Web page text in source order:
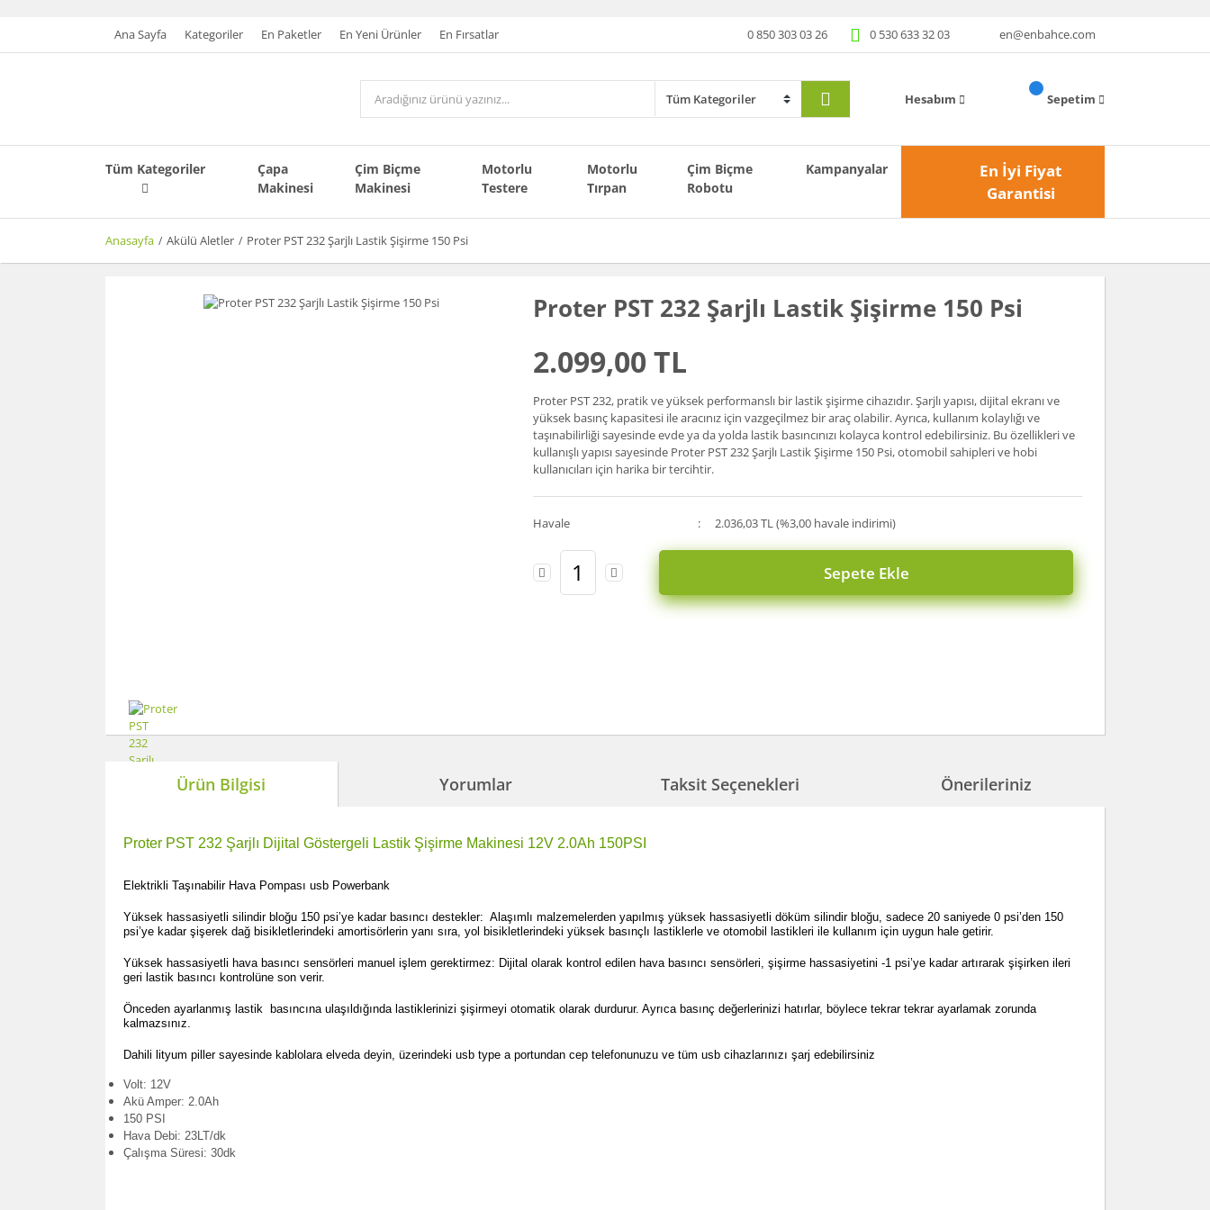
Ana Sayfa Kategoriler En Paketler En Yeni Ürünler En Fırsatlar 0 850 303 03 26 0 530 633 32 03 en@enbahce.com
Hesabım Sepetim
Tüm Kategoriler
Çapa
Makinesi
Çim Biçme
Makinesi
Motorlu
Testere
Motorlu
Tırpan
Çim Biçme
Robotu
Kampanyalar
En İyi Fiyat
Garantisi
Anasayfa Akülü Aletler Proter PST 232 Şarjlı Lastik Şişirme 150 Psi
Proter PST 232 Şarjlı Lastik Şişirme 150 Psi
2.099,00 TL
Proter PST 232, pratik ve yüksek performanslı bir lastik şişirme cihazıdır. Şarjlı yapısı, dijital ekranı ve
yüksek basınç kapasitesi ile aracınız için vazgeçilmez bir araç olabilir. Ayrıca, kullanım kolaylığı ve
taşınabilirliği sayesinde evde ya da yolda lastik basıncınızı kolayca kontrol edebilirsiniz. Bu özellikleri ve
kullanışlı yapısı sayesinde Proter PST 232 Şarjlı Lastik Şişirme 150 Psi, otomobil sahipleri ve hobi
kullanıcıları için harika bir tercihtir.
Havale 2.036,03 TL (%3,00 havale indirimi)
Sepete Ekle
Ürün Bilgisi Yorumlar Taksit Seçenekleri Önerileriniz
Proter PST 232 Şarjlı Dijital Göstergeli Lastik Şişirme Makinesi 12V 2.0Ah 150PSI
Elektrikli Taşınabilir Hava Pompası usb Powerbank
Yüksek hassasiyetli silindir bloğu 150 psi’ye kadar basıncı destekler: Alaşımlı malzemelerden yapılmış yüksek hassasiyetli döküm silindir bloğu, sadece 20 saniyede 0 psi’den 150
psi’ye kadar şişerek dağ bisikletlerindeki amortisörlerin yanı sıra, yol bisikletlerindeki yüksek basınçlı lastiklerle ve otomobil lastikleri ile kullanım için uygun hale getirir.
Yüksek hassasiyetli hava basıncı sensörleri manuel işlem gerektirmez: Dijital olarak kontrol edilen hava basıncı sensörleri, şişirme hassasiyetini -1 psi’ye kadar artırarak şişirken ileri
geri lastik basıncı kontrolüne son verir.
Önceden ayarlanmış lastik basıncına ulaşıldığında lastiklerinizi şişirmeyi otomatik olarak durdurur. Ayrıca basınç değerlerinizi hatırlar, böylece tekrar tekrar ayarlamak zorunda
kalmazsınız.
Dahili lityum piller sayesinde kablolara elveda deyin, üzerindeki usb type a portundan cep telefonunuzu ve tüm usb cihazlarınızı şarj edebilirsiniz
Volt: 12V
Akü Amper: 2.0Ah
150 PSI
Hava Debi: 23LT/dk
Çalışma Süresi: 30dk